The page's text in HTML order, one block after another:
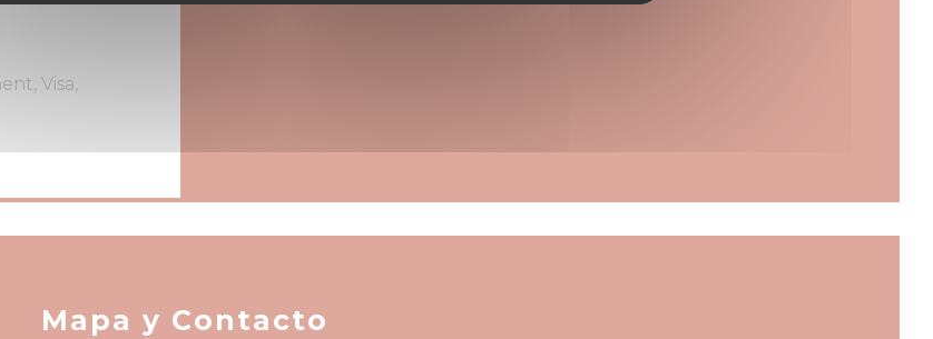
Visa,
Mapa y Contacto